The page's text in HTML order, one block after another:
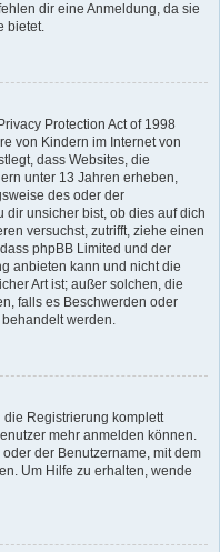
dir eine Anmeldung, da sie
bietet.
Protection Act of 1998
von Kindern im Internet von
dass Websites, die
unter 13 Jahren erheben,
des oder der
dir unsicher bist, ob dies auf dich
versuchst, zutrifft, ziehe einen
phpBB Limited und der
anbieten kann und nicht die
Art ist; außer solchen, die
falls es Beschwerden oder
werden.
die Registrierung komplett
mehr anmelden können.
der Benutzername, mit dem
Um Hilfe zu erhalten, wende